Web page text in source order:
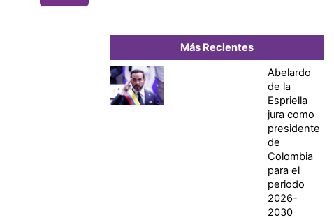
Más Recientes
Abelardo
de la
Espriella
jura como
presidente
de
Colombia
para el
periodo
2026-
2030